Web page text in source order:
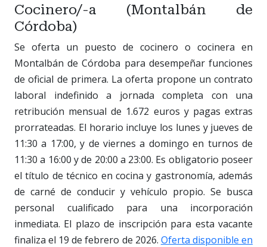
Cocinero/-a (Montalbán de
Córdoba)
Se oferta un puesto de cocinero o cocinera en
Montalbán de Córdoba para desempeñar funciones
de oficial de primera. La oferta propone un contrato
laboral indefinido a jornada completa con una
retribución mensual de 1.672 euros y pagas extras
prorrateadas. El horario incluye los lunes y jueves de
11:30 a 17:00, y de viernes a domingo en turnos de
11:30 a 16:00 y de 20:00 a 23:00. Es obligatorio poseer
el título de técnico en cocina y gastronomía, además
de carné de conducir y vehículo propio. Se busca
personal cualificado para una incorporación
inmediata. El plazo de inscripción para esta vacante
finaliza el 19 de febrero de 2026. Oferta disponible en